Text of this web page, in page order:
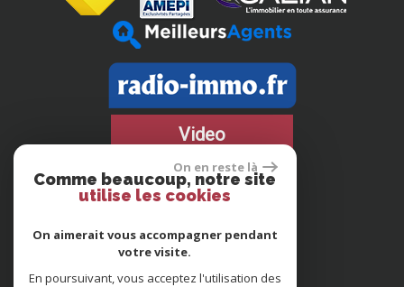
Video
On en reste là
Comme beaucoup, notre site
utilise les cookies
On aimerait vous accompagner pendant
votre visite.
En poursuivant, vous acceptez l'utilisation des